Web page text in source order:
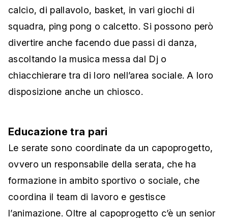
calcio, di pallavolo, basket, in vari giochi di
squadra, ping pong o calcetto. Si possono però
divertire anche facendo due passi di danza,
ascoltando la musica messa dal Dj o
chiacchierare tra di loro nell’area sociale. A loro
disposizione anche un chiosco.
Educazione tra pari
Le serate sono coordinate da un capoprogetto,
ovvero un responsabile della serata, che ha
formazione in ambito sportivo o sociale, che
coordina il team di lavoro e gestisce
l’animazione. Oltre al capoprogetto c’è un senior